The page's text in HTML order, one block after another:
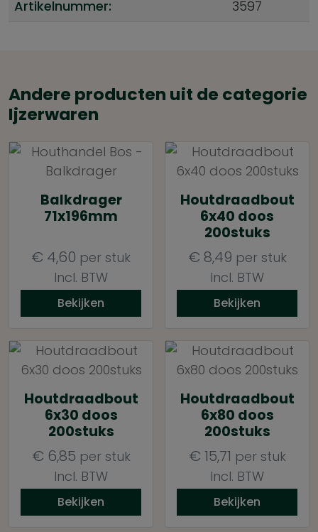
Artikelnummer: 3597
Andere producten uit de categorie
Ijzerwaren
Balkdrager
71x196mm
€ 4,60 per stuk
Incl. BTW
Bekijken
Houtdraadbout
6x40 doos
200stuks
€ 8,49 per stuk
Incl. BTW
Bekijken
Houtdraadbout
6x30 doos
200stuks
€ 6,85 per stuk
Incl. BTW
Bekijken
Houtdraadbout
6x80 doos
200stuks
€ 15,71 per stuk
Incl. BTW
Bekijken